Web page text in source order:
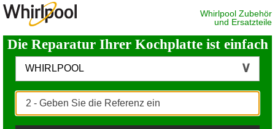
Whirlpool Zubehör
und Ersatzteile
Die Reparatur Ihrer Kochplatte ist einfach
WHIRLPOOL